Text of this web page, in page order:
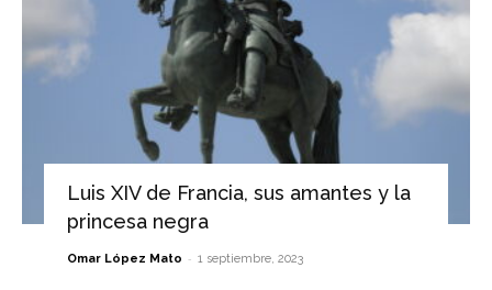
Luis XIV de Francia, sus amantes y la
princesa negra
Omar López Mato - 1 septiembre, 2023